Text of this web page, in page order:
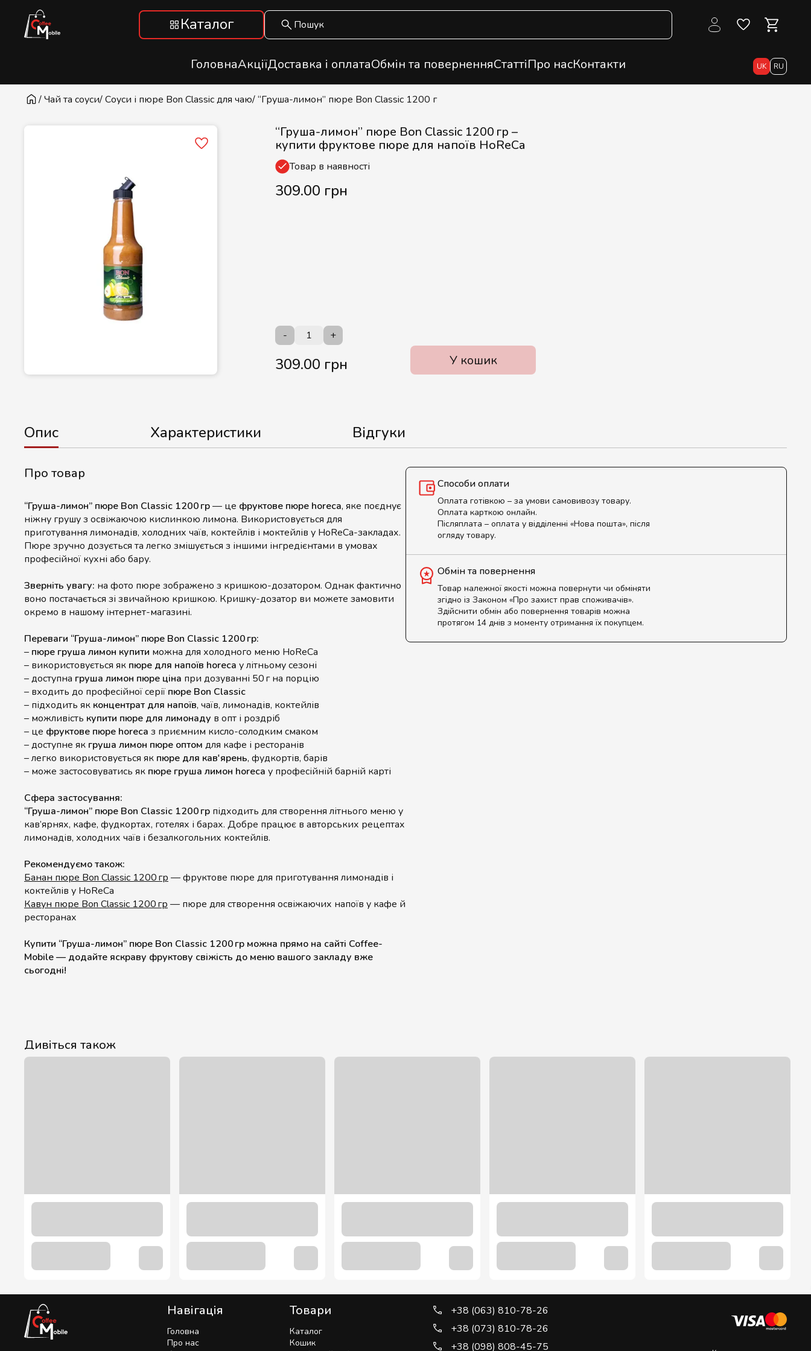
Каталог
ГоловнаАкціїДоставка і оплатаОбмін та поверненняСтаттіПро насКонтакти UK RU
/ Чай та соуси/ Cоуси і пюре Bon Classic для чаю/ “Груша-лимон” пюре Bon Classic 1200 г
“Груша-лимон” пюре Bon Classic 1200 гр –
купити фруктове пюре для напоїв HoReCa
Товар в наявності
309.00 грн
- +
309.00 грн У кошик
Опис Характеристики Відгуки
Про товар
“Груша-лимон” пюре Bon Classic 1200 гр— це фруктове пюре horeca, яке поєднує
ніжну грушу з освіжаючою кислинкою лимона. Використовується для
приготування лимонадів, холодних чаїв, коктейлів і моктейлів у HoReCa-закладах.
Пюре зручно дозується та легко змішується з іншими інгредієнтами в умовах
професійної кухні або бару.
Зверніть увагу: на фото пюре зображено з кришкою-дозатором. Однак фактично
воно постачається зі звичайною кришкою. Кришку-дозатор ви можете замовити
окремо в нашому інтернет-магазині.
Переваги “Груша-лимон” пюре Bon Classic 1200 гр:
– пюре груша лимон купити можна для холодного меню HoReCa
– використовується як пюре для напоїв horeca у літньому сезоні
– доступна груша лимон пюре ціна при дозуванні 50 г на порцію
– входить до професійної серії пюре Bon Classic
– підходить як концентрат для напоїв, чаїв, лимонадів, коктейлів
– можливість купити пюре для лимонаду в опт і роздріб
– це фруктове пюре horeca з приємним кисло-солодким смаком
– доступне як груша лимон пюре оптом для кафе і ресторанів
– легко використовується як пюре для кав'ярень, фудкортів, барів
– може застосовуватись як пюре груша лимон horeca у професійній барній карті
Сфера застосування:
“Груша-лимон” пюре Bon Classic 1200 гр підходить для створення літнього меню у
кав’ярнях, кафе, фудкортах, готелях і барах. Добре працює в авторських рецептах
лимонадів, холодних чаїв і безалкогольних коктейлів.
Рекомендуємо також:
Банан пюре Bon Classic 1200 гр — фруктове пюре для приготування лимонадів і
коктейлів у HoReCa
Кавун пюре Bon Classic 1200 гр — пюре для створення освіжаючих напоїв у кафе й
ресторанах
Купити “Груша-лимон” пюре Bon Classic 1200 гр можна прямо на сайті Coffee-
Mobile — додайте яскраву фруктову свіжість до меню вашого закладу вже
сьогодні!
Способи оплати
Оплата готівкою – за умови самовивозу товару.
Оплата карткою онлайн.
Післяплата – оплата у відділенні «Нова пошта», після
огляду товару.
Обмін та повернення
Товар належної якості можна повернути чи обміняти
згідно із Законом «Про захист прав споживачів».
Здійснити обмін або повернення товарів можна
протягом 14 днів з моменту отримання їх покупцем.
Дивіться також
113.00 грн
Навігація
Головна
Про нас
Товари
Каталог
Кошик
+38 (063) 810-78-26
+38 (073) 810-78-26
+38 (098) 808-45-75